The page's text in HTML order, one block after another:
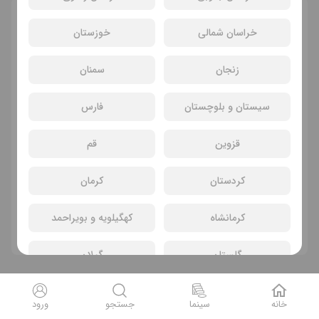
خراسان شمالی خوزستان
زنجان سمنان
سیستان و بلوچستان فارس
قزوین قم
کردستان کرمان
کرمانشاه کهگیلویه و بویراحمد
گلستان گیلان
فیلم های دیگر
خانه سینما جستجو ورود